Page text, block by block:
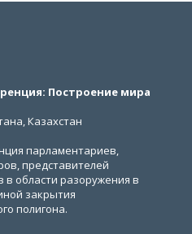
Построение мира
Казахстан
парламентариев,
представителей
в области разоружения в
закрытия
полигона.